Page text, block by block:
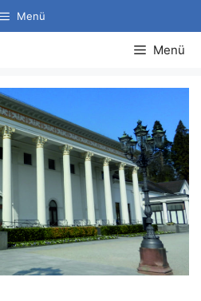
Menü
Menü